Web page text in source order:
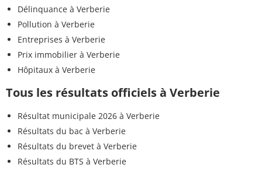
Délinquance à Verberie
Pollution à Verberie
Entreprises à Verberie
Prix immobilier à Verberie
Hôpitaux à Verberie
Tous les résultats officiels à Verberie
Résultat municipale 2026 à Verberie
Résultats du bac à Verberie
Résultats du brevet à Verberie
Résultats du BTS à Verberie